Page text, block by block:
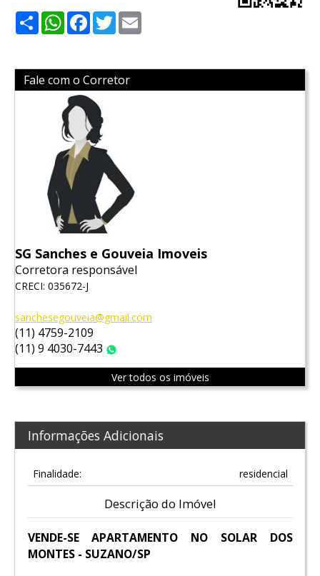
ShareWhatsApp
Facebook
Twitter
Fale com o Corretor
SG Sanches e Gouveia Imoveis
Corretora responsável
CRECI: 035672-J
sanchesegouveia@gmail.com
(11) 4759-2109
(11) 9 4030-7443
Ver todos os imóveis
Informações Adicionais
Finalidade: residencial
Descrição do Imóvel
VENDE-SE APARTAMENTO NO SOLAR DOS
MONTES - SUZANO/SP